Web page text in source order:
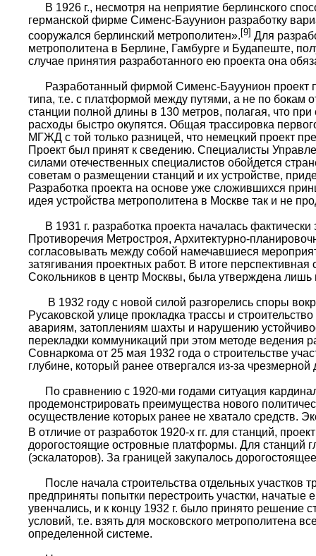
В 1926 г., несмотря на неприятие берлинского
германской фирме Сименс-Бауунион разработку
сооружался берлинский метрополитен».[9] Для
метрополитена в Берлине, Гамбурге и Будапеште,
случае принятия разработанного ею проекта она
Разработанный фирмой Сименс-Бауунион проект
типа, т.е. с платформой между путями, а не по бокам
станции полной длины в 130 метров, полагая, что
расходы быстро окупятся. Общая трассировка
МГЖД с той только разницей, что немецкий проект
Проект был принят к сведению. Специалисты
силами отечественных специалистов обойдется
советам о размещении станций и их устройстве,
Разработка проекта на основе уже сложившихся
идея устройства метрополитена в Москве так и не
В 1931 г. разработка проекта началась фактически
Противоречия Метростроя, Архитектурно-
согласовывать между собой намечавшиеся
затягивания проектных работ. В итоге
Сокольников в центр Москвы, была утверждена лишь
В 1932 году с новой силой разгорелись споры
Русаковской улице прокладка трассы и
авариям, затоплениям шахты и нарушению
перекладки коммуникаций при этом методе ведения
Совнаркома от 25 мая 1932 года о строительстве
глубине, который ранее отвергался из-за чрезмерной
По сравнению с 1920-ми годами ситуация
продемонстрировать преимущества нового
осуществление которых ранее не хватало средств.
В отличие от разработок 1920-х гг. для станций,
дорогостоящие островные платформы. Для станций
(эскалаторов). За границей закупалось
После начала строительства отдельных участков
предприняты попытки перестроить участки,
увенчались, и к концу 1932 г. было принято решение
условий, т.е. взять для московского метрополитена
определенной системе.